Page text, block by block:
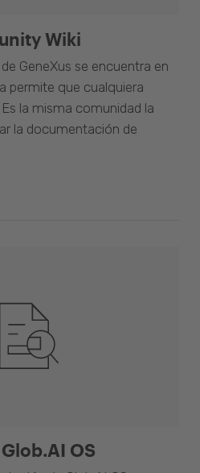
Wiki
GeneXus se encuentra en
permite que cualquiera
la misma comunidad la
la documentación de
OS